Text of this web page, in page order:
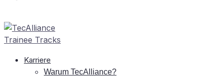
Kar­rie­re
War­um TecAlliance?